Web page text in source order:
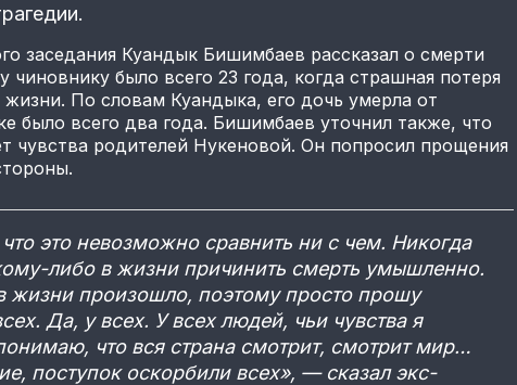
заседания Куандык Бишимбаев рассказал о смерти
было всего 23 года, когда страшная потеря
жизни. По словам Куандыка, его дочь умерла от
было всего два года. Бишимбаев уточнил также, что
чувства родителей Нукеновой. Он попросил прощения
это невозможно сравнить ни с чем. Никогда
либо в жизни причинить смерть умышленно.
жизни произошло, поэтому просто прошу
Да, у всех. У всех людей, чьи чувства я
что вся страна смотрит, смотрит мир…
поступок оскорбили всех», — сказал экс-